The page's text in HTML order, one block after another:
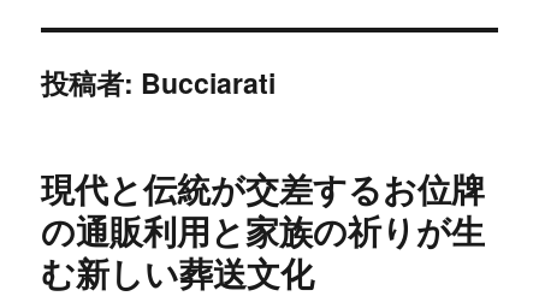
投稿者: Bucciarati
現代と伝統が交差するお位牌
の通販利用と家族の祈りが生
む新しい葬送文化